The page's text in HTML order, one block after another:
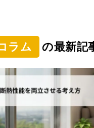
ラム の最新記